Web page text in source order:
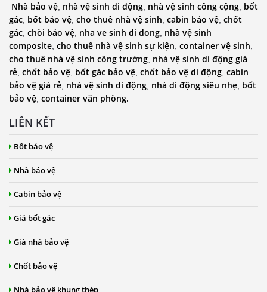
Nhà bảo vệ nhà vệ sinh di động nhà vệ sinh công cộng bốt
gác bốt bảo vệ cho thuê nhà vệ sinh cabin bảo vệ chốt
gác chòi bảo vệ nha ve sinh di dong nhà vệ sinh
composite cho thuê nhà vệ sinh sự kiện container vệ sinh
cho thuê nhà vệ sinh công trường nhà vệ sinh di động giá
rẻ chốt bảo vệ bốt gác bảo vệ chốt bảo vệ di động cabin
bảo vệ giá rẻ nhà vệ sinh di động nhà di động siêu nhẹ bốt
bảo vệ container văn phòng.
LIÊN KẾT
Bốt bảo vệ
Nhà bảo vệ
Cabin bảo vệ
Giá bốt gác
Giá nhà bảo vệ
Chốt bảo vệ
Nhà bảo vệ khung thép